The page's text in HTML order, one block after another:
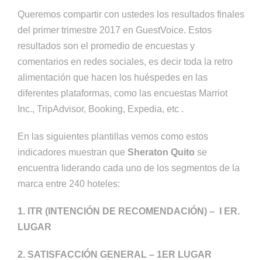
Queremos compartir con ustedes los resultados finales
del primer trimestre 2017 en GuestVoice. Estos
resultados son el promedio de encuestas y
comentarios en redes sociales, es decir toda la retro
alimentación que hacen los huéspedes en las
diferentes plataformas, como las encuestas Marriot
Inc., TripAdvisor, Booking, Expedia, etc .
En las siguientes plantillas vemos como estos
indicadores muestran que Sheraton Quito se
encuentra liderando cada uno de los segmentos de la
marca entre 240 hoteles:
1. ITR (INTENCIÓN DE RECOMENDACIÓN) – I ER.
LUGAR
2. SATISFACCIÓN GENERAL – 1ER LUGAR